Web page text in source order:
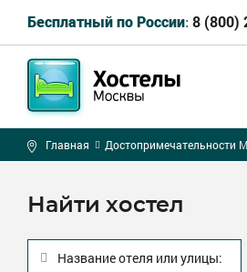
Бесплатный по России: 8 (800)
Главная Достопримечательности
Найти хостел
Название отеля или улицы: